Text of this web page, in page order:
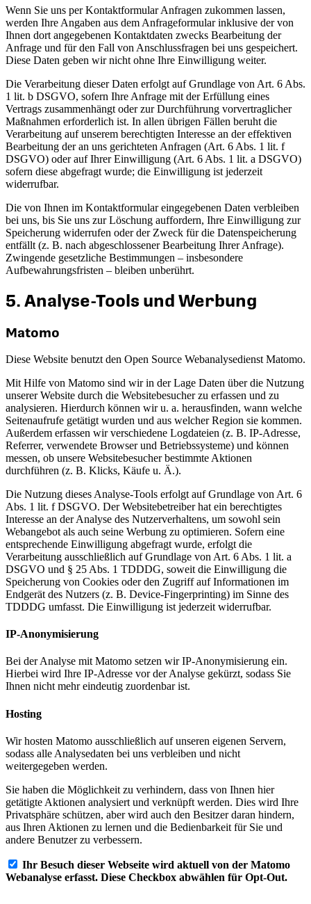
Wenn Sie uns per Kontaktformular Anfragen zukommen lassen,
werden Ihre Angaben aus dem Anfrageformular inklusive der von
Ihnen dort angegebenen Kontaktdaten zwecks Bearbeitung der
Anfrage und für den Fall von Anschlussfragen bei uns gespeichert.
Diese Daten geben wir nicht ohne Ihre Einwilligung weiter.
Die Verarbeitung dieser Daten erfolgt auf Grundlage von Art. 6 Abs.
1 lit. b DSGVO, sofern Ihre Anfrage mit der Erfüllung eines
Vertrags zusammenhängt oder zur Durchführung vorvertraglicher
Maßnahmen erforderlich ist. In allen übrigen Fällen beruht die
Verarbeitung auf unserem berechtigten Interesse an der effektiven
Bearbeitung der an uns gerichteten Anfragen (Art. 6 Abs. 1 lit. f
DSGVO) oder auf Ihrer Einwilligung (Art. 6 Abs. 1 lit. a DSGVO)
sofern diese abgefragt wurde; die Einwilligung ist jederzeit
widerrufbar.
Die von Ihnen im Kontaktformular eingegebenen Daten verbleiben
bei uns, bis Sie uns zur Löschung auffordern, Ihre Einwilligung zur
Speicherung widerrufen oder der Zweck für die Datenspeicherung
entfällt (z. B. nach abgeschlossener Bearbeitung Ihrer Anfrage).
Zwingende gesetzliche Bestimmungen – insbesondere
Aufbewahrungsfristen – bleiben unberührt.
5. Analyse-Tools und Werbung
Matomo
Diese Website benutzt den Open Source Webanalysedienst Matomo.
Mit Hilfe von Matomo sind wir in der Lage Daten über die Nutzung
unserer Website durch die Websitebesucher zu erfassen und zu
analysieren. Hierdurch können wir u. a. herausfinden, wann welche
Seitenaufrufe getätigt wurden und aus welcher Region sie kommen.
Außerdem erfassen wir verschiedene Logdateien (z. B. IP-Adresse,
Referrer, verwendete Browser und Betriebssysteme) und können
messen, ob unsere Websitebesucher bestimmte Aktionen
durchführen (z. B. Klicks, Käufe u. Ä.).
Die Nutzung dieses Analyse-Tools erfolgt auf Grundlage von Art. 6
Abs. 1 lit. f DSGVO. Der Websitebetreiber hat ein berechtigtes
Interesse an der Analyse des Nutzerverhaltens, um sowohl sein
Webangebot als auch seine Werbung zu optimieren. Sofern eine
entsprechende Einwilligung abgefragt wurde, erfolgt die
Verarbeitung ausschließlich auf Grundlage von Art. 6 Abs. 1 lit. a
DSGVO und § 25 Abs. 1 TDDDG, soweit die Einwilligung die
Speicherung von Cookies oder den Zugriff auf Informationen im
Endgerät des Nutzers (z. B. Device-Fingerprinting) im Sinne des
TDDDG umfasst. Die Einwilligung ist jederzeit widerrufbar.
IP-Anonymisierung
Bei der Analyse mit Matomo setzen wir IP-Anonymisierung ein.
Hierbei wird Ihre IP-Adresse vor der Analyse gekürzt, sodass Sie
Ihnen nicht mehr eindeutig zuordenbar ist.
Hosting
Wir hosten Matomo ausschließlich auf unseren eigenen Servern,
sodass alle Analysedaten bei uns verbleiben und nicht
weitergegeben werden.
Sie haben die Möglichkeit zu verhindern, dass von Ihnen hier
getätigte Aktionen analysiert und verknüpft werden. Dies wird Ihre
Privatsphäre schützen, aber wird auch den Besitzer daran hindern,
aus Ihren Aktionen zu lernen und die Bedienbarkeit für Sie und
andere Benutzer zu verbessern.
Ihr Besuch dieser Webseite wird aktuell von der Matomo
Webanalyse erfasst. Diese Checkbox abwählen für Opt-Out.